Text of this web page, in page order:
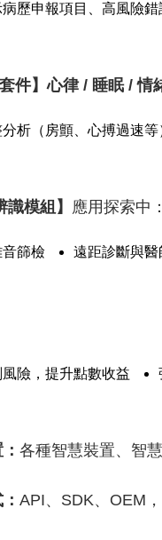
歷申報項目、高風險錯
套件】心律 / 睡眠 / 情
析（房顫、心搏過速等
識模組】 應用探索中：
篩檢 遠距診斷與
險，提升點數收益
各種智慧裝置、智
API、SDK、OEM